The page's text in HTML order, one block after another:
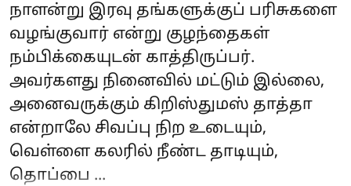
நாளன்று இரவு தங்களுக்குப் பரிசுகளை
வழங்குவார் என்று குழந்தைகள்
நம்பிக்கையுடன் காத்திருப்பர்.
அவர்களது நினைவில் மட்டும் இல்லை,
அனைவருக்கும் கிறிஸ்துமஸ் தாத்தா
என்றாலே சிவப்பு நிற உடையும்,
வெள்ளை கலரில் நீண்ட தாடியும்,
தொப்பை ...